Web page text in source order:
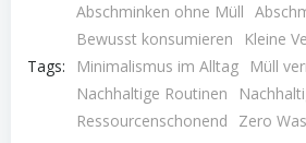
Tags:
Abschminken ohne Müll
Bewusst konsumieren
Kleine
Minimalismus im Alltag
Müll
Nachhaltige Routinen
Ressourcenschonend
Zero